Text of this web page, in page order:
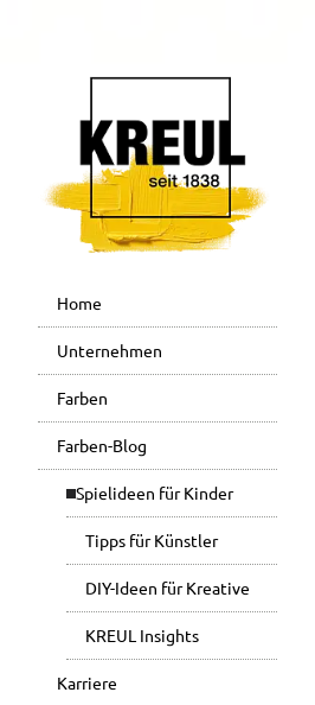
Home
Unternehmen
Farben
Farben-Blog
Spielideen für Kinder
Tipps für Künstler
DIY-Ideen für Kreative
KREUL Insights
Karriere